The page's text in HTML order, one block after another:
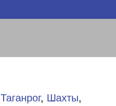
Таганрог, Шахты,